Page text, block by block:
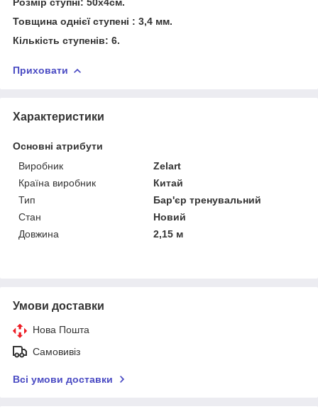
Товщина однієї ступені : 3,4 мм.
Кількість ступенів: 6.
Приховати
Характеристики
Основні атрибути
Виробник
Zelart
Країна виробник
Китай
Тип
Бар'єр тренувальний
Стан
Новий
Довжина
2,15 м
Умови доставки
Нова Пошта
Самовивіз
Всі умови доставки